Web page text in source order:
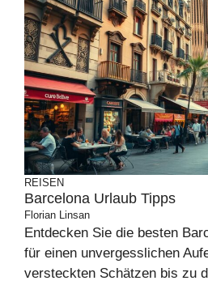
REISEN
Barcelona Urlaub Tipps
Florian Linsan
Entdecken Sie die besten
für einen unvergesslichen
versteckten Schätzen bis zu